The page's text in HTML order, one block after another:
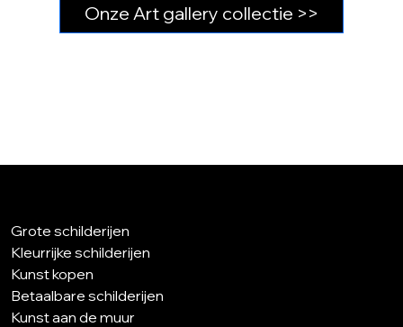
Onze Art gallery collectie >>
Grote schilderijen
Kleurrijke schilderijen
Kunst kopen
Betaalbare schilderijen
Kunst aan de muur